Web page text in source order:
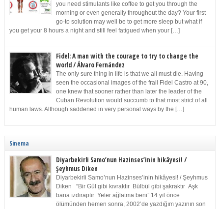
you need stimulants like coffee to get you through the
morning or even generally throughout the day? Your first
go-to solution may well be to get more sleep but what if
you get your 8 hours a night and still feel fatigued when your […]
Fidel: A man with the courage to try to change the
world / Álvaro Fernández
The only sure thing in life is that we all must die. Having
seen the occasional images of the frail Fidel Castro at 90,
one knew that sooner rather than later the leader of the
Cuban Revolution would succumb to that most strict of all
human laws. Although saddened in very personal ways by the […]
Sinema
Diyarbekirli Samo’nun Hazinses’inin hikâyesi! /
Şeyhmus Diken
Diyarbekirli Samo’nun Hazinses’inin hikâyesi! / Şeyhmus
Diken “Bir Gül gibi kıvraktır Bülbül gibi şakraktır Aşk
bana ızdıraptır Yeter ağlatma beni” 14 yıl önce
ölümünden hemen sonra, 2002’de yazdığım yazının son